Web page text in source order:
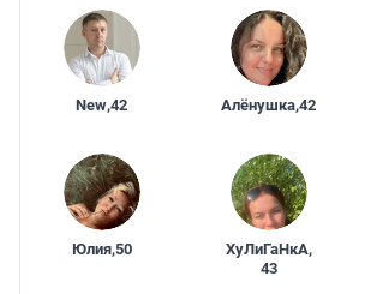
New,42 Алёнушка,42
Юлия,50 ХуЛиГаНкА,
43